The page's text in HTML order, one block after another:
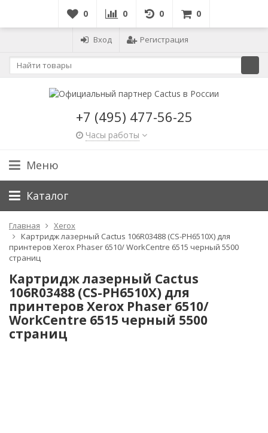
0 0 0 0
Вход Регистрация
+7 (495) 477-56-25
Часы работы
Меню
Каталог
Главная
Xerox
Картридж лазерный Cactus 106R03488 (CS-PH6510X) для
принтеров Xerox Phaser 6510/ WorkCentre 6515 черный 5500
страниц
Картридж лазерный Cactus
106R03488 (CS-PH6510X) для
принтеров Xerox Phaser 6510/
WorkCentre 6515 черный 5500
страниц